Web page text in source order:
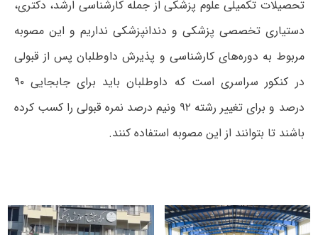
تحصیلات تکمیلی علوم پزشکی از جمله کارشناسی ارشد، دکتری،
دستیاری تخصصی پزشکی و دندانپزشکی نداریم و این مصوبه
مربوط به دوره‌های کارشناسی و پذیرش داوطلبان پس از قبولی
در کنکور سراسری است که داوطلبان باید برای جابجایی ۹۰
درصد و برای تغییر رشته ۹۲ ونیم درصد نمره قبولی را کسب کرده
باشند تا بتوانند از این مصوبه استفاده کنند.